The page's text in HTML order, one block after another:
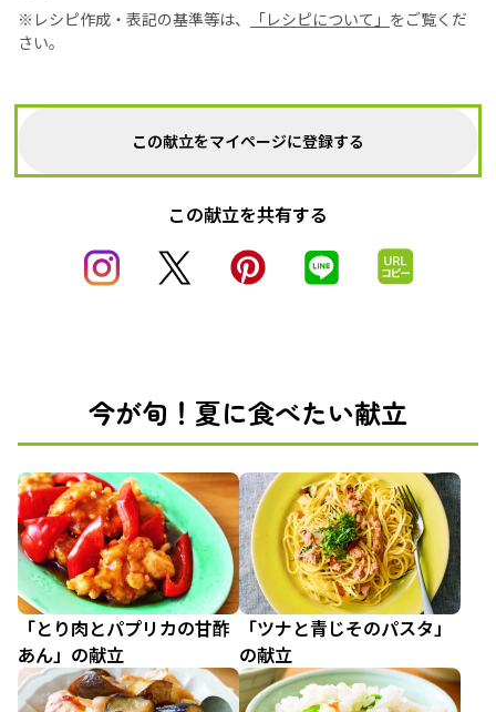
※レシピ作成・表記の基準等は、
「レシピについて」 をご覧くだ
さい。
この献立をマイページに登録する
この献立を共有する
今が旬！夏に食べたい献立
「とり肉とパプリカの甘酢
あん」の献立
「ツナと青じそのパスタ」
の献立